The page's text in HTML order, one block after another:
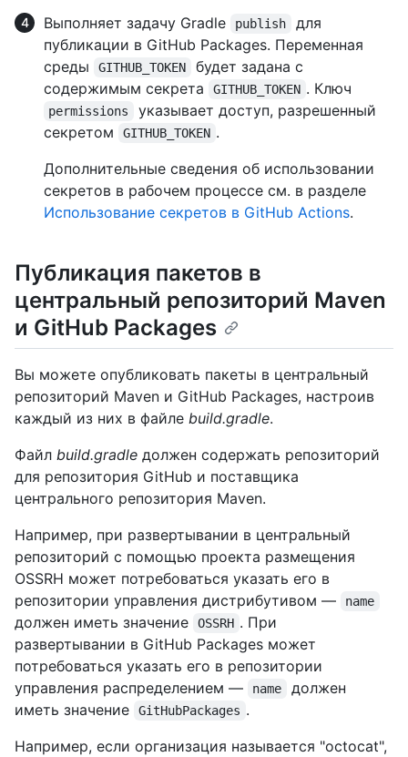
Выполняет задачу Gradle
publish
для
публикации в GitHub Packages. Переменная
среды
GITHUB_TOKEN
будет задана с
содержимым секрета
GITHUB_TOKEN . Ключ
permissions
указывает доступ, разрешенный
секретом
GITHUB_TOKEN .
Дополнительные сведения об использовании
секретов в рабочем процессе см. в разделе
Использование секретов в GitHub Actions.
Публикация пакетов в
центральный репозиторий Maven
и GitHub Packages
Вы можете опубликовать пакеты в центральный
репозиторий Maven и GitHub Packages, настроив
каждый из них в файле build.gradle.
Файл build.gradle должен содержать репозиторий
для репозитория GitHub и поставщика
центрального репозитория Maven.
Например, при развертывании в центральный
репозиторий с помощью проекта размещения
OSSRH может потребоваться указать его в
репозитории управления дистрибутивом —
name
должен иметь значение OSSRH . При
развертывании в GitHub Packages может
потребоваться указать его в репозитории
управления распределением —
name
должен
иметь значение
GitHubPackages .
Например, если организация называется "octocat",